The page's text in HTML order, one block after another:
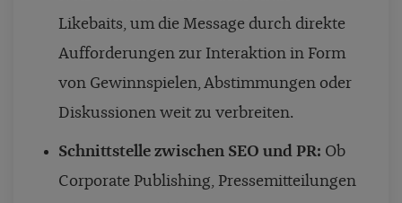
Likebaits, um die Message durch direkte
Aufforderungen zur Interaktion in Form
von Gewinnspielen, Abstimmungen oder
Diskussionen weit zu verbreiten.
Schnittstelle zwischen SEO und PR: Ob
Corporate Publishing, Pressemitteilungen